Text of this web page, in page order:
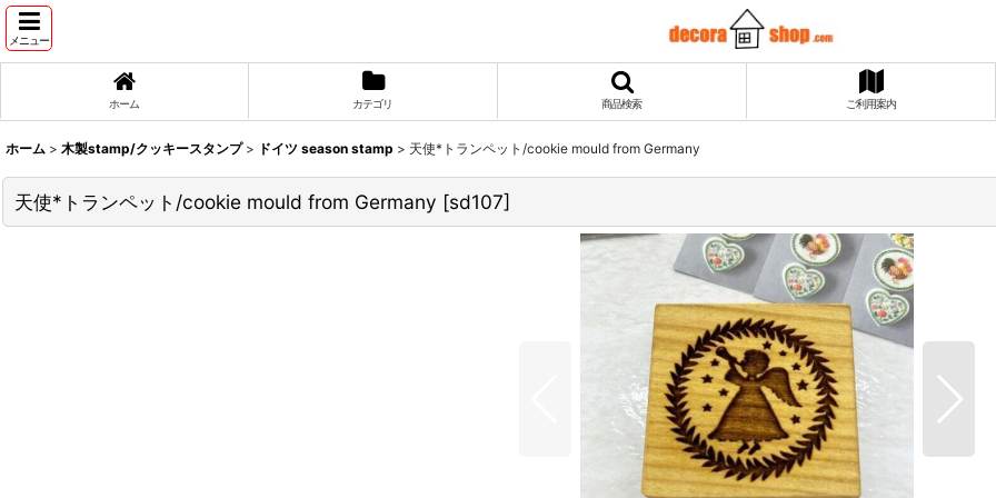
メニュー
ホーム カテゴリ 商品検索 ご利用案内
ホーム > 木製stamp/クッキースタンプ > ドイツ season stamp > 天使*トランペット/cookie mould from Germany
天使*トランペット/cookie mould from Germany [sd107]